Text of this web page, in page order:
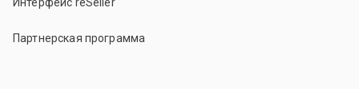
Партнерская программа